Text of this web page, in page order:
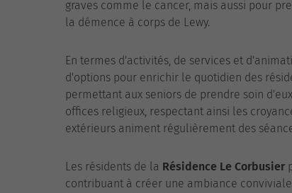
graves comme le cancer, mais aussi pour
la démence à corps de Lewy.
En termes d'activités, de services et
d'options pour enrichir le quotidien des
permettant aux seniors de prendre soin
offices religieux, respectant ainsi les
extérieurs animent régulièrement des
Les résidents de la Résidence Le Corbusier
contribuant à créer une ambiance